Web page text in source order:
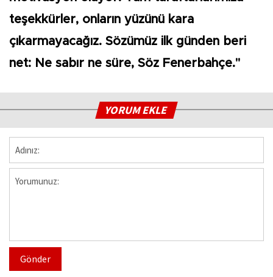
teşekkürler, onların yüzünü kara
çıkarmayacağız. Sözümüz ilk günden beri
net: Ne sabır ne süre, Söz Fenerbahçe."
YORUM EKLE
Gönder